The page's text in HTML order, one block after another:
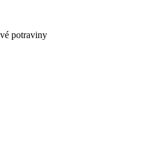
potraviny